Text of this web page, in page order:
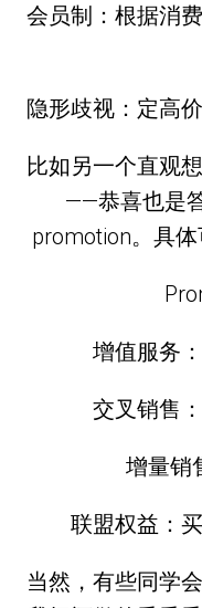
会员制：根据消
隐形歧视：定高
比如另一个直观
——恭喜也是
promotion。具
增值服务
交叉销售
增量销
联盟权益：
当然，有些同学